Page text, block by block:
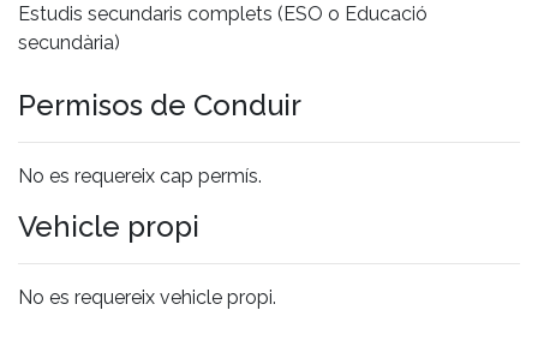
Estudis secundaris complets (ESO o Educació
secundària)
Permisos de Conduir
No es requereix cap permís.
Vehicle propi
No es requereix vehicle propi.